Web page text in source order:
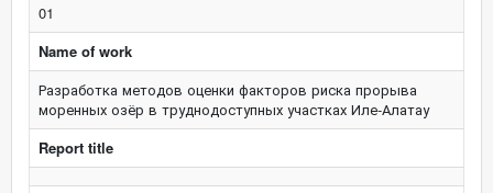
01
Name of work
Разработка методов оценки факторов риска прорыва
моренных озёр в труднодоступных участках Иле-Алатау
Report title